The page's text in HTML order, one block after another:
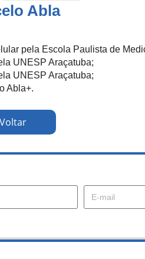
Abla
pela Escola Paulista de
UNESP Araçatuba;
UNESP Araçatuba;
Abla+.
Voltar